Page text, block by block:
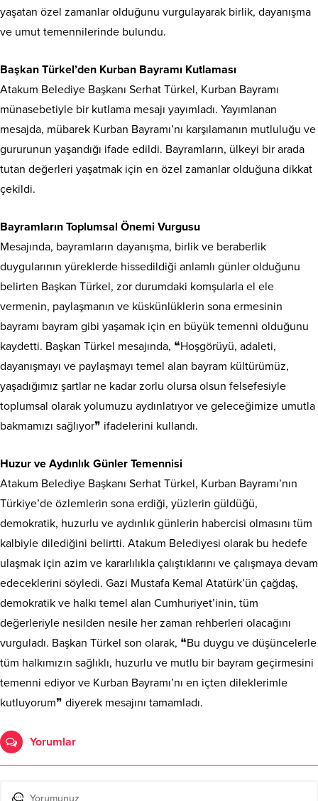
yaşatan özel zamanlar olduğunu vurgulayarak birlik, dayanışma
ve umut temennilerinde bulundu.
Başkan Türkel’den Kurban Bayramı Kutlaması
Atakum Belediye Başkanı Serhat Türkel, Kurban Bayramı
münasebetiyle bir kutlama mesajı yayımladı. Yayımlanan
mesajda, mübarek Kurban Bayramı’nı karşılamanın mutluluğu ve
gururunun yaşandığı ifade edildi. Bayramların, ülkeyi bir arada
tutan değerleri yaşatmak için en özel zamanlar olduğuna dikkat
çekildi.
Bayramların Toplumsal Önemi Vurgusu
Mesajında, bayramların dayanışma, birlik ve beraberlik
duygularının yüreklerde hissedildiği anlamlı günler olduğunu
belirten Başkan Türkel, zor durumdaki komşularla el ele
vermenin, paylaşmanın ve küskünlüklerin sona ermesinin
bayramı bayram gibi yaşamak için en büyük temenni olduğunu
kaydetti. Başkan Türkel mesajında, ❝Hoşgörüyü, adaleti,
dayanışmayı ve paylaşmayı temel alan bayram kültürümüz,
yaşadığımız şartlar ne kadar zorlu olursa olsun felsefesiyle
toplumsal olarak yolumuzu aydınlatıyor ve geleceğimize umutla
bakmamızı sağlıyor❞ ifadelerini kullandı.
Huzur ve Aydınlık Günler Temennisi
Atakum Belediye Başkanı Serhat Türkel, Kurban Bayramı’nın
Türkiye’de özlemlerin sona erdiği, yüzlerin güldüğü,
demokratik, huzurlu ve aydınlık günlerin habercisi olmasını tüm
kalbiyle dilediğini belirtti. Atakum Belediyesi olarak bu hedefe
ulaşmak için azim ve kararlılıkla çalıştıklarını ve çalışmaya devam
edeceklerini söyledi. Gazi Mustafa Kemal Atatürk’ün çağdaş,
demokratik ve halkı temel alan Cumhuriyet’inin, tüm
değerleriyle nesilden nesile her zaman rehberleri olacağını
vurguladı. Başkan Türkel son olarak, ❝Bu duygu ve düşüncelerle
tüm halkımızın sağlıklı, huzurlu ve mutlu bir bayram geçirmesini
temenni ediyor ve Kurban Bayramı’nı en içten dileklerimle
kutluyorum❞ diyerek mesajını tamamladı.
Yorumlar